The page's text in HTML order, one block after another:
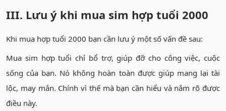
III. Lưu ý khi mua sim hợp tuổi 2000
Khi mua hợp tuổi 2000 bạn cần lưu ý một số vấn đề sau:
Mua sim hợp tuổi chỉ bổ trợ, giúp đỡ cho công việc, cuộc
sống của bạn. Nó không hoàn toàn được giúp mang lại tài
lộc, may mắn. Chính vì thế mà bạn cần hiểu và nắm rõ được
điều này.